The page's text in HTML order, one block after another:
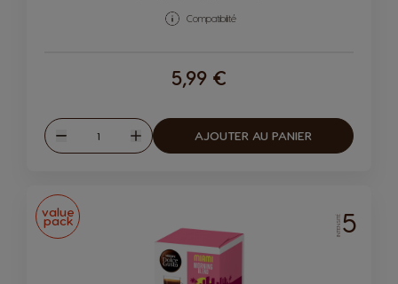
Compatibilité
5,99 €
Diminuer
Quantité
Augmenter
AJOUTER AU PANIER
value
pack INTENSITÉ5